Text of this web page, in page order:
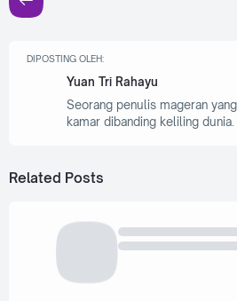
DIPOSTING OLEH:
Yuan Tri Rahayu
Seorang penulis mageran
kamar dibanding keliling dunia.
Related Posts